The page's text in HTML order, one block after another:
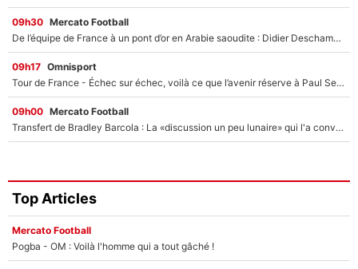
09h30 Mercato Football
De l’équipe de France à un pont d’or en Arabie saoudite : Didier Deschamps a donné sa réponse !
09h17 Omnisport
Tour de France - Échec sur échec, voilà ce que l’avenir réserve à Paul Seixas : «Tant qu’il y aura un Pogacar comme celui-là...»
09h00 Mercato Football
Transfert de Bradley Barcola : La «discussion un peu lunaire» qui l'a convaincu de quitter le PSG, son entourage est pointé du doigt
Top Articles
Mercato Football
Pogba - OM : Voilà l'homme qui a tout gâché !